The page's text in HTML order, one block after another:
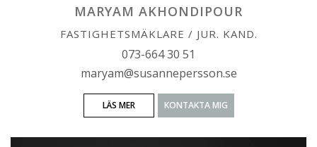
MARYAM AKHONDIPOUR
FASTIGHETSMÄKLARE / JUR. KAND.
073-664 30 51
maryam@susannepersson.se
LÄS MER KONTAKTA MIG